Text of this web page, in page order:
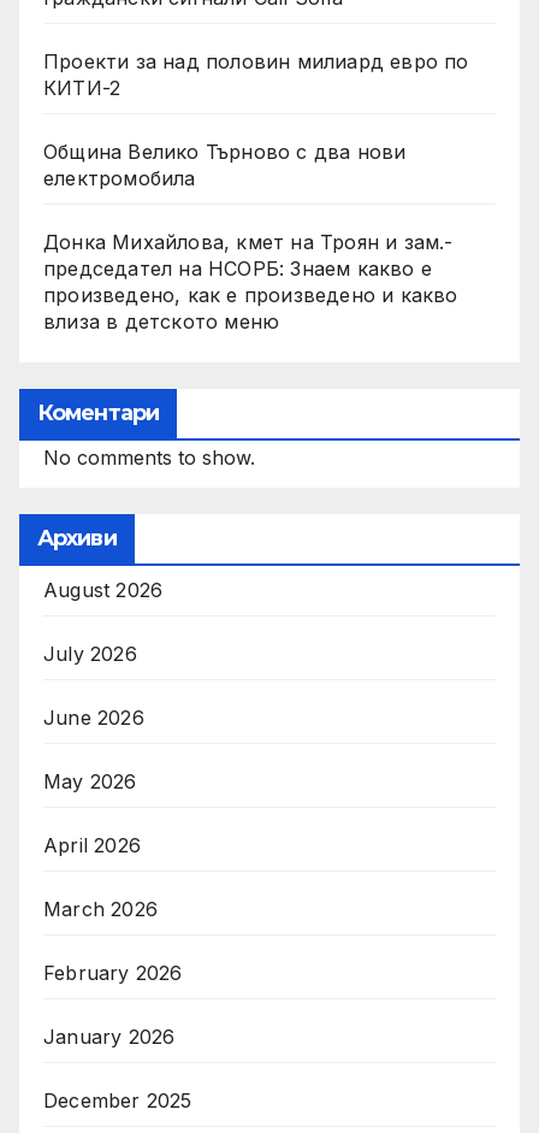
Проекти за над половин милиард евро по
КИТИ-2
Община Велико Търново с два нови
електромобила
Донка Михайлова, кмет на Троян и зам.-
председател на НСОРБ: Знаем какво е
произведено, как е произведено и какво
влиза в детското меню
Коментари
No comments to show.
Архиви
August 2026
July 2026
June 2026
May 2026
April 2026
March 2026
February 2026
January 2026
December 2025